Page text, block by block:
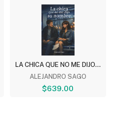
LA CHICA QUE NO ME DIJO...
ALEJANDRO SAGO
$639.00